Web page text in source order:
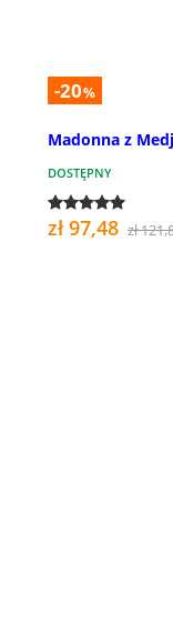
-20%
Madonna z
DOSTĘPNY
zł 97,48 zł